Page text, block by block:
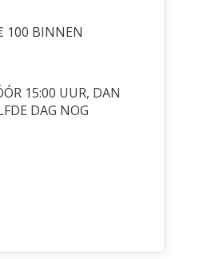
100 BINNEN
15:00 UUR, DAN
DAG NOG